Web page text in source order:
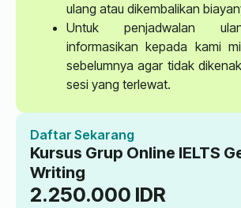
ulang atau dikembalikan
Untuk penjadwalan
informasikan kepada kami
sebelumnya agar tidak
sesi yang terlewat.
Daftar Sekarang
Kursus Grup Online IELTS
Writing
2.250.000 IDR